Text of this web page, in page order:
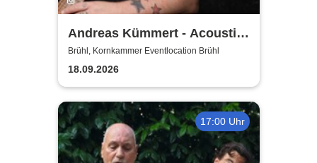
Andreas Kümmert - Acoustic
Duo
Brühl, Kornkammer Eventlocation Brühl
18.09.2026
17:00 Uhr